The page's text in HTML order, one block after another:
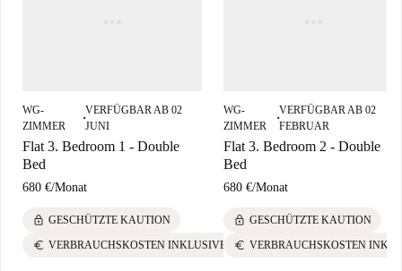
WG-
ZIMMER
■
VERFÜGBAR AB 02
JUNI
Flat 3. Bedroom 1 - Double
Bed
680 €/Monat
lock GESCHÜTZTE KAUTION
euro VERBRAUCHSKOSTEN INKLUSIVE
WG-
ZIMMER
■
VERFÜGBAR AB 02
FEBRUAR
Flat 3. Bedroom 2 - Double
Bed
680 €/Monat
lock GESCHÜTZTE KAUTION
euro VERBRAUCHSKOSTEN